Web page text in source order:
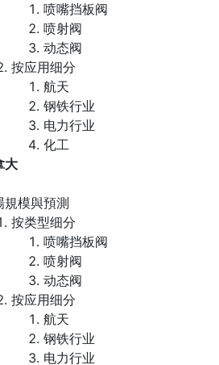
喷嘴挡板阀
喷射阀
动态阀
按应用细分
航天
钢铁行业
电力行业
化工
大
規模與預測
按类型细分
喷嘴挡板阀
喷射阀
动态阀
按应用细分
航天
钢铁行业
电力行业